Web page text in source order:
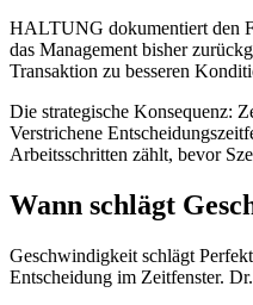
HALTUNG dokumentiert den
das Management bisher
Transaktion zu besseren
Die strategische Konsequenz:
Verstrichene
Arbeitsschritten zählt, bevor
Wann schlägt
Geschwindigkeit schlägt
Entscheidung im Zeitfenster.